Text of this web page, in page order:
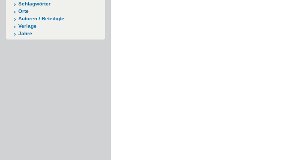
Schlagwörter
Orte
Autoren / Beteiligte
Verlage
Jahre